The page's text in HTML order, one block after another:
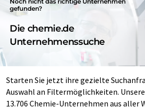
gefunden?
Die chemie.de
Unternehmenssuche
Starten Sie jetzt ihre gezielte
Auswahl an Filtermöglichkeiten.
13.706 Chemie-Unternehmen aus aller